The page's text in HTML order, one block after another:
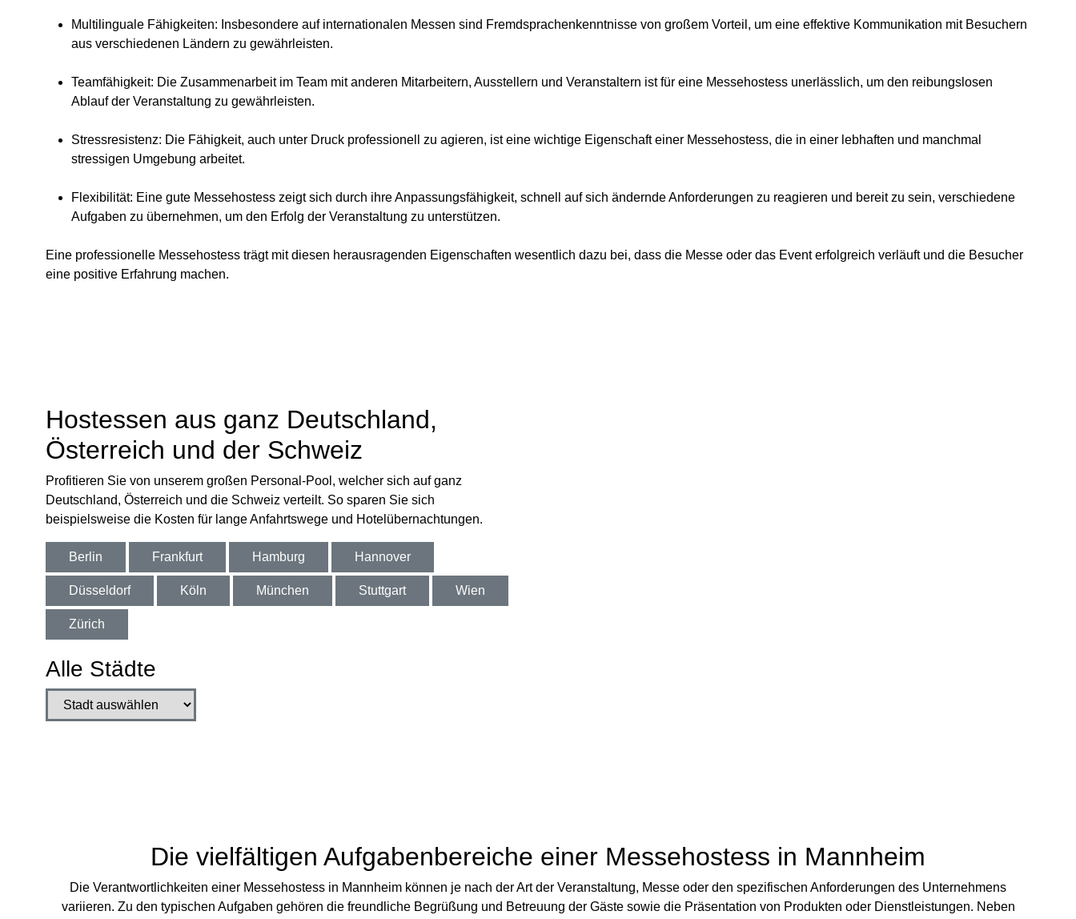
Multilinguale Fähigkeiten: Insbesondere auf internationalen Messen sind Fremdsprachenkenntnisse von großem Vorteil, um eine effektive Kommunikation mit Besuchern
aus verschiedenen Ländern zu gewährleisten.
Teamfähigkeit: Die Zusammenarbeit im Team mit anderen Mitarbeitern, Ausstellern und Veranstaltern ist für eine Messehostess unerlässlich, um den reibungslosen
Ablauf der Veranstaltung zu gewährleisten.
Stressresistenz: Die Fähigkeit, auch unter Druck professionell zu agieren, ist eine wichtige Eigenschaft einer Messehostess, die in einer lebhaften und manchmal
stressigen Umgebung arbeitet.
Flexibilität: Eine gute Messehostess zeigt sich durch ihre Anpassungsfähigkeit, schnell auf sich ändernde Anforderungen zu reagieren und bereit zu sein, verschiedene
Aufgaben zu übernehmen, um den Erfolg der Veranstaltung zu unterstützen.
Eine professionelle Messehostess trägt mit diesen herausragenden Eigenschaften wesentlich dazu bei, dass die Messe oder das Event erfolgreich verläuft und die Besucher
eine positive Erfahrung machen.
Hostessen aus ganz Deutschland,
Österreich und der Schweiz
Profitieren Sie von unserem großen Personal-Pool, welcher sich auf ganz
Deutschland, Österreich und die Schweiz verteilt. So sparen Sie sich
beispielsweise die Kosten für lange Anfahrtswege und Hotelübernachtungen.
Berlin Frankfurt Hamburg Hannover
Düsseldorf Köln München Stuttgart Wien
Zürich
Alle Städte
Stadt auswählen
Die vielfältigen Aufgabenbereiche einer Messehostess in Mannheim
Die Verantwortlichkeiten einer Messehostess in Mannheim können je nach der Art der Veranstaltung, Messe oder den spezifischen Anforderungen des Unternehmens
variieren. Zu den typischen Aufgaben gehören die freundliche Begrüßung und Betreuung der Gäste sowie die Präsentation von Produkten oder Dienstleistungen. Neben